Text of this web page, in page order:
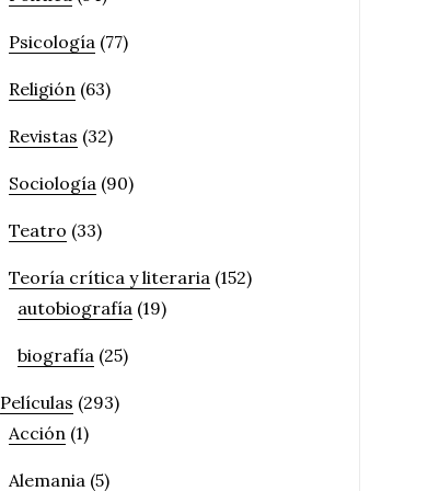
Psicología (77)
Religión (63)
Revistas (32)
Sociología (90)
Teatro (33)
Teoría crítica y literaria (152)
autobiografía (19)
biografía (25)
Películas (293)
Acción (1)
Alemania (5)